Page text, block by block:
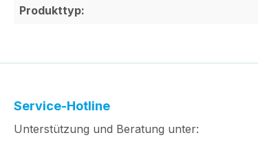
Produkttyp:
Service-Hotline
Unterstützung und Beratung unter: